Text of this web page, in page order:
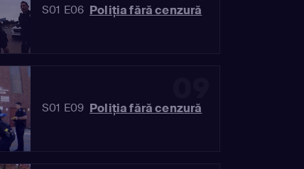
S01 E06 Poliția fără cenzură
S01 E09 Poliția fără cenzură